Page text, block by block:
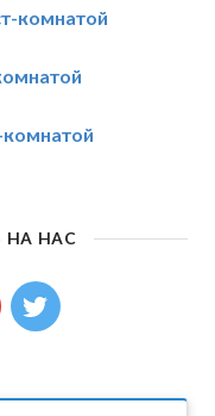
комнатой
НА НАС